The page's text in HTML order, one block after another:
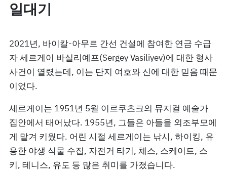
일대기
2021년, 바이칼-아무르 간선 건설에 참여한 연금 수급
자 세르게이 바실리예프(Sergey Vasiliyev)에 대한 형사
사건이 열렸는데, 이는 단지 여호와 신에 대한 믿음 때문
이었다.
세르게이는 1951년 5월 이르쿠츠크의 뮤지컬 예술가
집안에서 태어났다. 1955년, 그들은 아들을 외조부모에
게 맡겨 키웠다. 어린 시절 세르게이는 낚시, 하이킹, 유
용한 야생 식물 수집, 자전거 타기, 체스, 스케이트, 스
키, 테니스, 유도 등 많은 취미를 가졌습니다.